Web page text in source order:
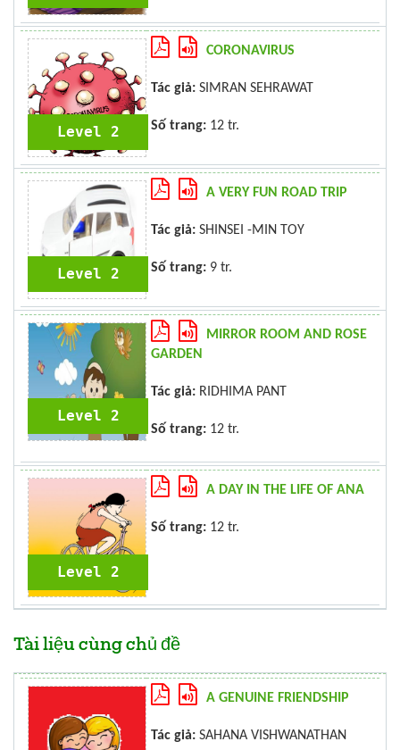
Level 2
CORONAVIRUS
Tác giả: SIMRAN SEHRAWAT
Số trang: 12 tr.
Level 2
A VERY FUN ROAD TRIP
Tác giả: SHINSEI -MIN TOY
Số trang: 9 tr.
Level 2
MIRROR ROOM AND ROSE
GARDEN
Tác giả: RIDHIMA PANT
Số trang: 12 tr.
Level 2
A DAY IN THE LIFE OF ANA
Số trang: 12 tr.
Tài liệu cùng chủ đề
A GENUINE FRIENDSHIP
Tác giả: SAHANA VISHWANATHAN